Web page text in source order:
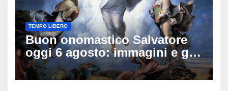
TEMPO LIBERO
Buon onomastico Salvatore
oggi 6 agosto: immagini e gif
di auguri da condividere